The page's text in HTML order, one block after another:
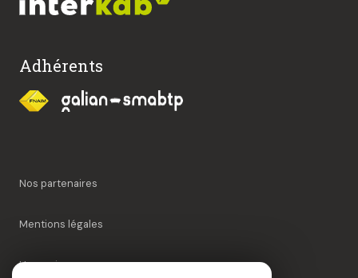
Adhérents
Nos partenaires
Mentions légales
Honoraires